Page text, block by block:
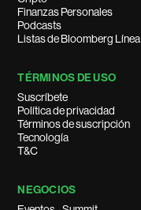
Finanzas Personales
Podcasts
Listas de Bloomberg Línea
TÉRMINOS DE USO
Suscríbete
Política de privacidad
Términos de suscripción
Tecnología
T&C
NEGOCIOS